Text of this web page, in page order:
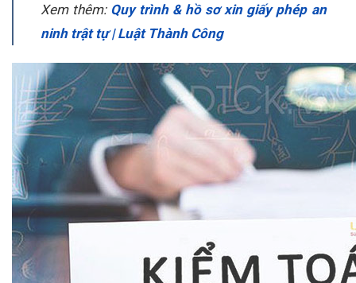
Xem thêm: Quy trình & hồ sơ xin giấy phép an
ninh trật tự | Luật Thành Công